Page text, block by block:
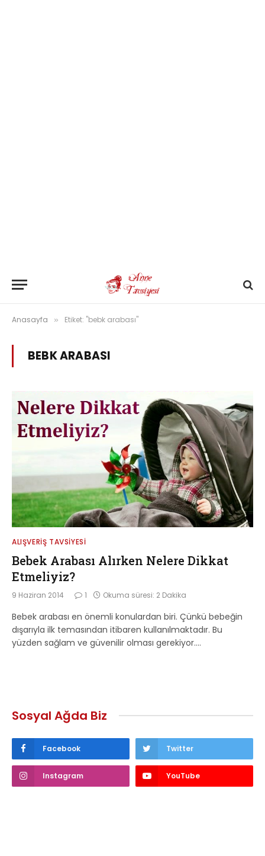
Anasayfa » Etiket: "bebk arabası"
BEBK ARABASI
ALIŞVERIŞ TAVSIYESI
Bebek Arabası Alırken Nelere Dikkat
Etmeliyiz?
9 Haziran 2014 1 Okuma süresi: 2 Dakika
Bebek arabası en önemli konulardan biri. Çünkü bebeğin
dışarıyla ilk temasından itibaren kullanılmaktadır. Bu
yüzden sağlam ve güvenilir olması gerekiyor.…
Sosyal Ağda Biz
Facebook Twitter
Instagram YouTube